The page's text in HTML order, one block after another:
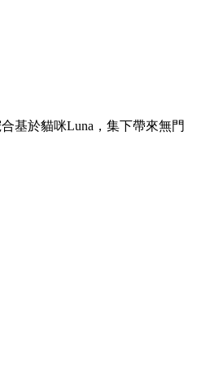
基於貓咪Luna，集下帶來無門